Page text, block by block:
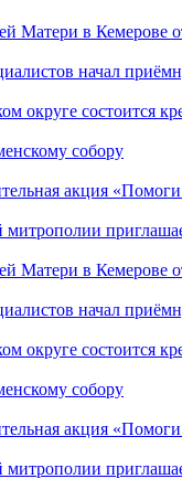
Матери в Кемерове
начал
округе состоится
собору
акция
митрополии
Матери в Кемерове
начал
округе состоится
собору
акция
митрополии